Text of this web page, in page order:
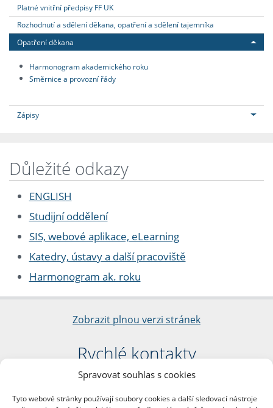
Spravovat souhlas s cookies
Tyto webové stránky používají soubory cookies a další sledovací nástroje
Platné vnitřní předpisy FF UK
Rozhodnutí a sdělení děkana, opatření a sdělení tajemníka
Opatření děkana
Harmonogram akademického roku
Směrnice a provozní řády
Zápisy
Důležité odkazy
ENGLISH
Studijní oddělení
SIS, webové aplikace, eLearning
Katedry, ústavy a další pracoviště
Harmonogram ak. roku
Zobrazit plnou verzi stránek
Rychlé kontakty
Filozofická fakulta
nám. Jana Palacha 1/2